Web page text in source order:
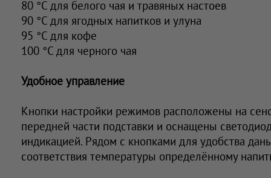
80 °С для белого чая и травяных настоев
90 °С для ягодных напитков и улуна
95 °С для кофе
100 °С для черного чая
Удобное управление
Кнопки настройки режимов расположены на
передней части подставки и оснащены
индикацией. Рядом с кнопками для удобства
соответствия температуры определённому